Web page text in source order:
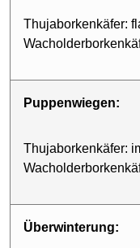
Thujaborkenkäfer:
Puppenwiegen:
Thujaborkenkäfer:
Überwinterung: